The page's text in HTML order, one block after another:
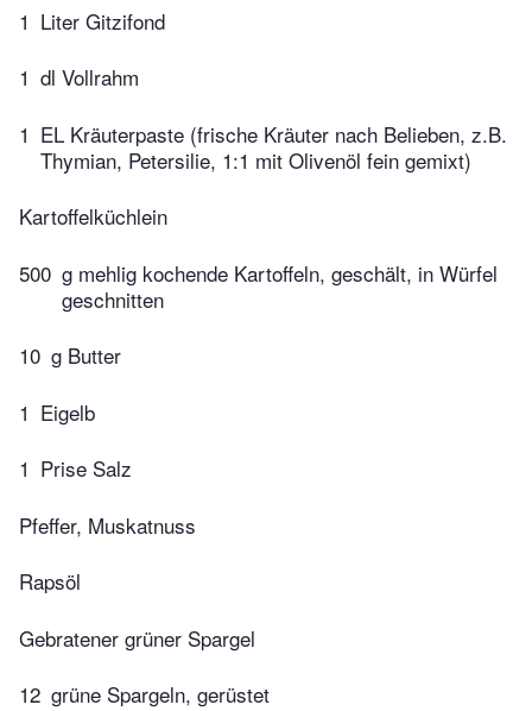
1 Liter Gitzifond
1 dl Vollrahm
1 EL Kräuterpaste (frische Kräuter nach Belieben, z.B.
Thymian, Petersilie, 1:1 mit Olivenöl fein gemixt)
Kartoffelküchlein
500 g mehlig kochende Kartoffeln, geschält, in Würfel
geschnitten
10 g Butter
1 Eigelb
1 Prise Salz
Pfeffer, Muskatnuss
Rapsöl
Gebratener grüner Spargel
12 grüne Spargeln, gerüstet